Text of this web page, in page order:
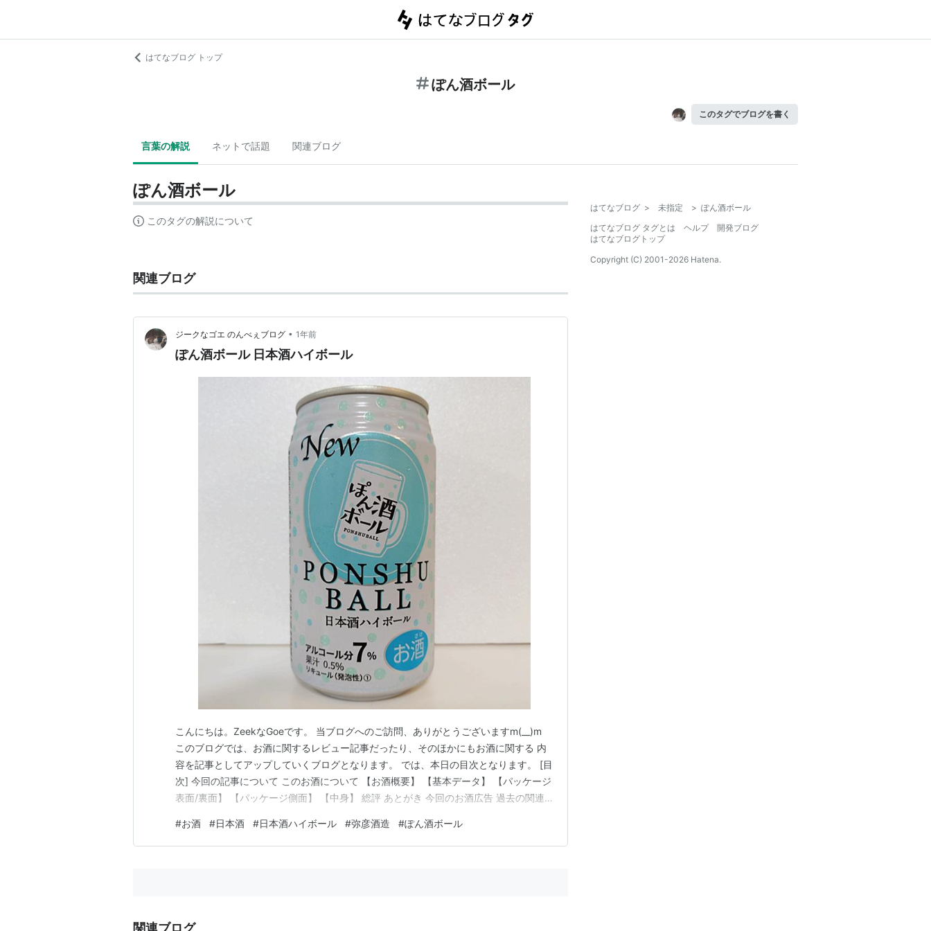
はてなブログ トップ
ぽん酒ボール
このタグでブログを書く
言葉の解説 ネットで話題 関連ブログ
ぽん酒ボール
このタグの解説について
関連ブログ
ジークなゴエ のんべぇブログ • 1年前
ぽん酒ボール 日本酒ハイボール
こんにちは。ZeekなGoeです。 当ブログへのご訪問、ありがとうございますm(__)m
このブログでは、お酒に関するレビュー記事だったり、そのほかにもお酒に関する 内
容を記事としてアップしていくブログとなります。 では、本日の目次となります。 [目
次] 今回の記事について このお酒について 【お酒概要】 【基本データ】 【パッケージ
表面/裏面】 【パッケージ側面】 【中身】 総評 あとがき 今回のお酒広告 過去の関連
グ】 【はてなブログ参加グループ】 今回の記事について 今回は日本酒記事となりま
す。 弥彦酒造から…
#お酒 #日本酒 #日本酒ハイボール #弥彦酒造 #ぽん酒ボール
関連ブログ
はてなブログ > 未指定 > ぽん酒ボール
はてなブログ タグとは
ヘルプ
開発ブログ
はてなブログトップ
Copyright (C) 2001-2026 Hatena.